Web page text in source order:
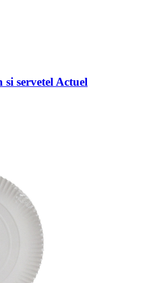
servetel Actuel